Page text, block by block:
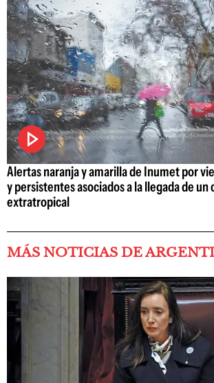
Alertas naranja y amarilla de Inumet por
y persistentes asociados a la llegada de un
extratropical
MÁS NOTICIAS DE